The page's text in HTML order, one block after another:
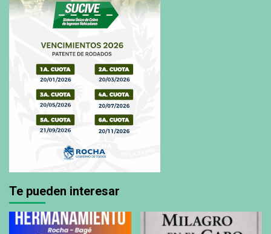
Te pueden interesar